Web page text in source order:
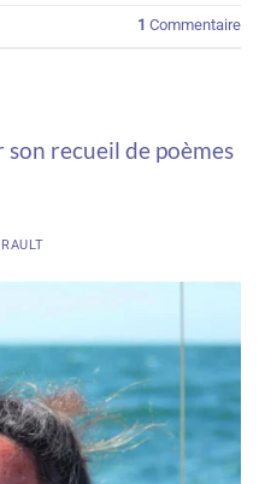
1 Commentaire
recueil de poèmes